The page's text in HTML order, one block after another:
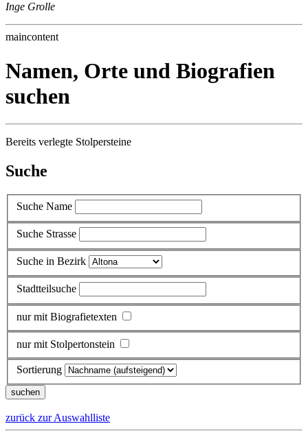
Inge Grolle
maincontent
Namen, Orte und Biografien
suchen
Bereits verlegte Stolpersteine
Suche
Suche Name
Suche Strasse
Suche in Bezirk
Stadtteilsuche
nur mit Biografietexten
nur mit Stolpertonstein
Sortierung
zurück zur Auswahlliste